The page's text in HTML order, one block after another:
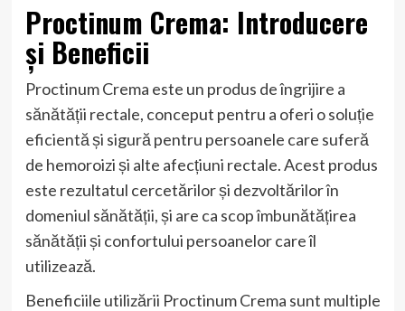
Proctinum Crema: Introducere
și Beneficii
Proctinum Crema este un produs de îngrijire a
sănătății rectale, conceput pentru a oferi o soluție
eficientă și sigură pentru persoanele care suferă
de hemoroizi și alte afecțiuni rectale. Acest produs
este rezultatul cercetărilor și dezvoltărilor în
domeniul sănătății, și are ca scop îmbunătățirea
sănătății și confortului persoanelor care îl
utilizează.
Beneficiile utilizării Proctinum Crema sunt multiple